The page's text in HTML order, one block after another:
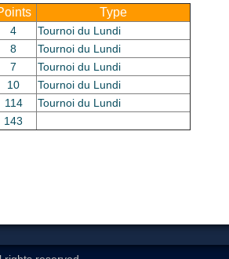
Type
4
Tournoi du Lundi
8
Tournoi du Lundi
7
Tournoi du Lundi
10
Tournoi du Lundi
114
Tournoi du Lundi
143